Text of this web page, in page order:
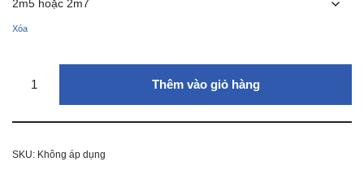
Xóa
Thêm vào giỏ hàng
SKU: Không áp dụng